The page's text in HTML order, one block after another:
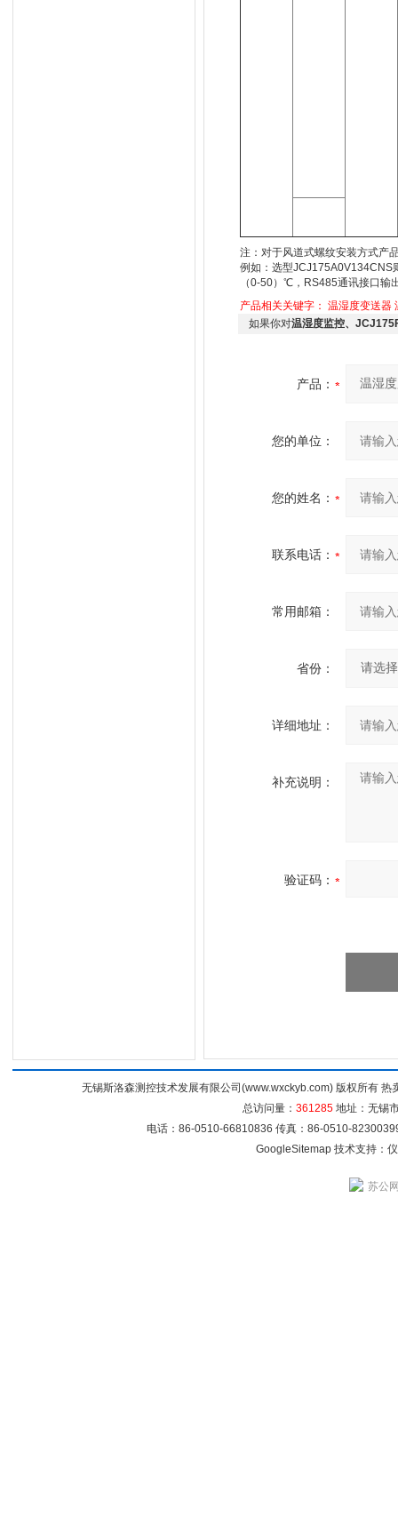
注：对于风道式螺纹安装方式产
例如：选型JCJ175A0V134CNS
（0-50）℃，RS485通讯接口输
产品相关关键字： 温湿度变送器
如果你对温湿度监控、
产品：
您的单位：
您的姓名：
联系电话：
常用邮箱：
省份：
详细地址：
补充说明：
验证码：
无锡斯洛森测控技术发展有限公司(www.wxckyb.com) 版权所有
总访问量： 361285 地址：无锡
电话：86-0510-66810836 传真：86-0510-
GoogleSitemap技术支持：
苏公